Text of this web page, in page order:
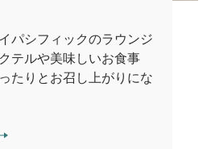
パシフィックのラウンジ
テルや美味しいお食事
たりとお召し上がりにな